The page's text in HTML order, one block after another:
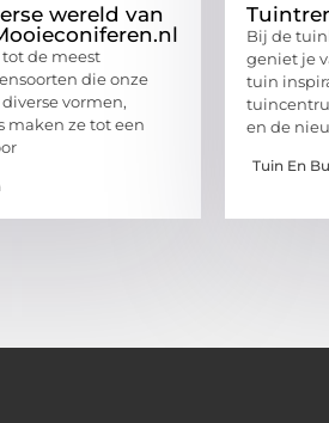
wereld van
de meest
die onze
vormen,
maken ze tot een
Bij de
geniet je
tuin
en de
Tuin En